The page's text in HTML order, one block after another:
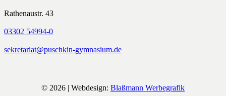
Rathenaustr. 43
03302 54994-0
sekretariat@puschkin-gymnasium.de
© 2026 | Webdesign: Blaßmann Werbegrafik